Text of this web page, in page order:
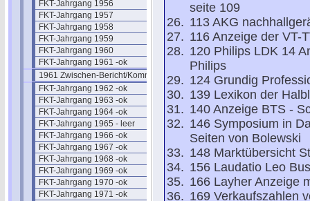
FKT-Jahrgang 1956
FKT-Jahrgang 1957
FKT-Jahrgang 1958
FKT-Jahrgang 1959
FKT-Jahrgang 1960
FKT-Jahrgang 1961 -ok
1961 Zwischen-Bericht/Kommentar
FKT-Jahrgang 1962 -ok
FKT-Jahrgang 1963 -ok
FKT-Jahrgang 1964 -ok
FKT-Jahrgang 1965 - leer
FKT-Jahrgang 1966 -ok
FKT-Jahrgang 1967 -ok
FKT-Jahrgang 1968 -ok
FKT-Jahrgang 1969 -ok
FKT-Jahrgang 1970 -ok
FKT-Jahrgang 1971 -ok
seite 109
113 AKG
116 Anzeige der VT-
120 Philips LDK 14
Philips
124 Grundig
139 Lexikon der
140 Anzeige BTS -
146 Symposium in
Seiten von Bolewski
148 Marktübersicht
156 Laudatio Leo
166 Layher Anzeige
169 Verkaufszahlen